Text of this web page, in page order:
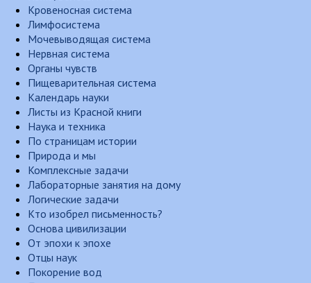
Кровеносная система
Лимфосистема
Мочевыводящая система
Нервная система
Органы чувств
Пищеварительная система
Календарь науки
Листы из Красной книги
Наука и техника
По страницам истории
Природа и мы
Комплексные задачи
Лабораторные занятия на дому
Логические задачи
Кто изобрел письменность?
Основа цивилизации
От эпохи к эпохе
Отцы наук
Покорение вод